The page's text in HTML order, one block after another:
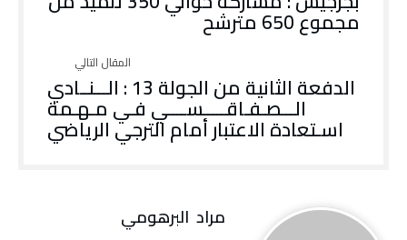
مجموع 650 مترشح
الدفعة الثانية من الجولة 13 : الـــنــادي
الـــصـفـاقـــــســــي فـي مـهـمة
اسـتعادة الاعتبار أمام الترجي الرياضي
مراد‭ ‬ البرهومي